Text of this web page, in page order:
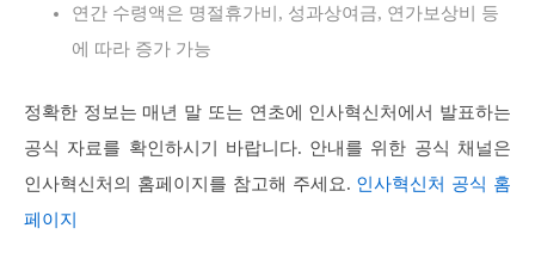
연간 수령액은 명절휴가비, 성과상여금, 연가보상비 등
에 따라 증가 가능
정확한 정보는 매년 말 또는 연초에 인사혁신처에서 발표하는
공식 자료를 확인하시기 바랍니다. 안내를 위한 공식 채널은
인사혁신처의 홈페이지를 참고해 주세요. 인사혁신처 공식 홈
페이지